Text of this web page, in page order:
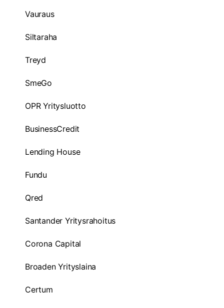
Vauraus
Siltaraha
Treyd
SmeGo
OPR Yritysluotto
BusinessCredit
Lending House
Fundu
Qred
Santander Yritysrahoitus
Corona Capital
Broaden Yrityslaina
Certum